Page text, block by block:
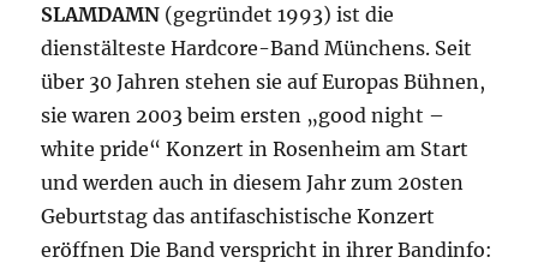
SLAMDAMN (gegründet 1993) ist die
dienstälteste Hardcore-Band Münchens. Seit
über 30 Jahren stehen sie auf Europas Bühnen,
sie waren 2003 beim ersten „good night –
white pride“ Konzert in Rosenheim am Start
und werden auch in diesem Jahr zum 20sten
Geburtstag das antifaschistische Konzert
eröffnen Die Band verspricht in ihrer Bandinfo: